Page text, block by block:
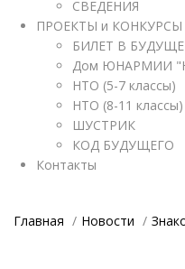
СВЕДЕНИЯ
ПРОЕКТЫ и КОНКУРСЫ
БИЛЕТ В
Дом ЮНАРМИИ
НТО (5-7 классы)
НТО (8-11 классы)
ШУСТРИК
КОД БУДУЩЕГО
Контакты
Главная Новости